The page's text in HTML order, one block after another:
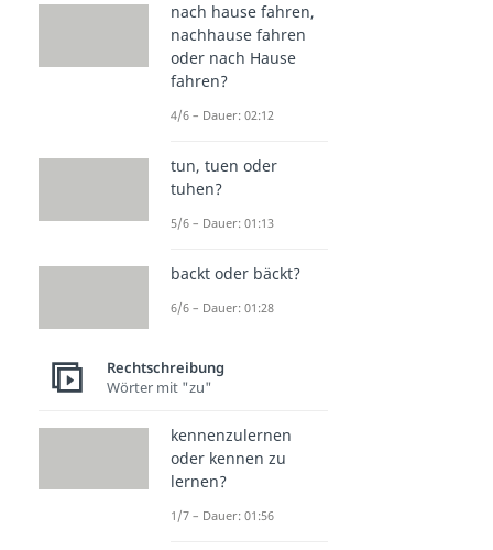
nach hause fahren,
nachhause fahren
oder nach Hause
fahren?
4/6 – Dauer: 02:12
tun, tuen oder
tuhen?
5/6 – Dauer: 01:13
backt oder bäckt?
6/6 – Dauer: 01:28
Rechtschreibung
Wörter mit "zu"
kennenzulernen
oder kennen zu
lernen?
1/7 – Dauer: 01:56